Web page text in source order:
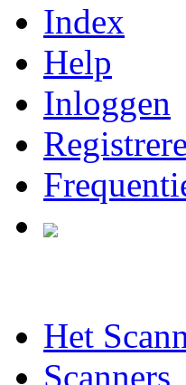
Index
Help
Inloggen
Het